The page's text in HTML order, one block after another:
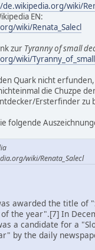
wiki/
EN:
wiki/Renata_Salecl
zur Tyranny of small
wiki/
Quark nicht
die Chuzpe
Ersterfinder zu
folgende
wiki/Renata_Salecl
awarded the title of
the year".[7] In
a candidate for a
by the daily